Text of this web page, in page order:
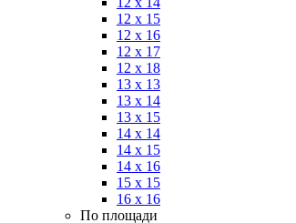
12 x 15
12 x 16
12 x 17
12 x 18
13 x 13
13 x 14
13 x 15
14 x 14
14 x 15
14 x 16
15 x 15
16 x 16
По площади